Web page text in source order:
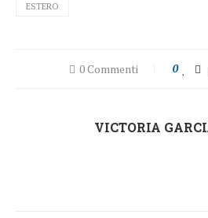
ESTERO
0 Commenti 0
VICTORIA